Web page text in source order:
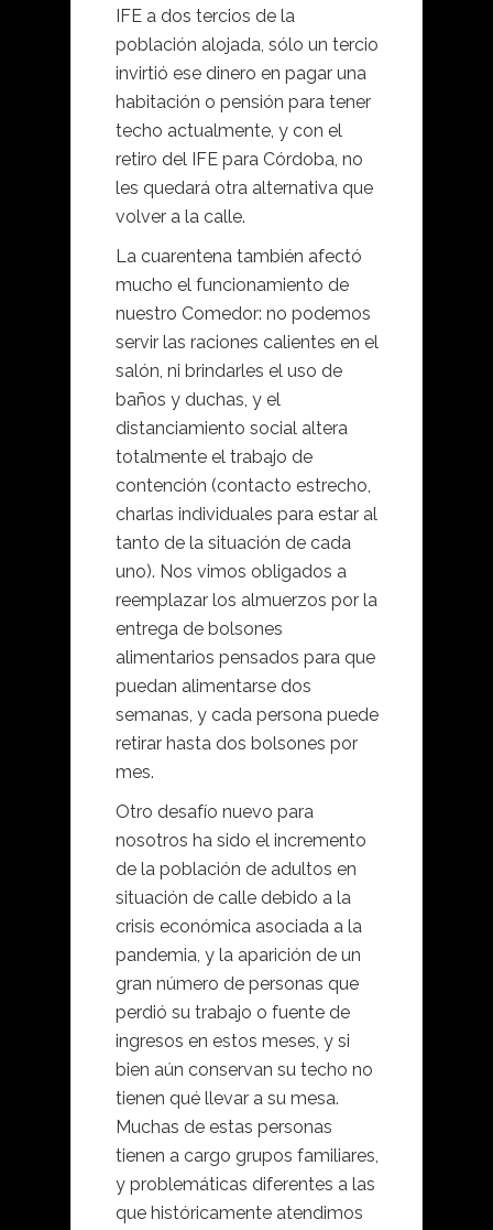
IFE a dos tercios de la
población alojada, sólo un tercio
invirtió ese dinero en pagar una
habitación o pensión para tener
techo actualmente, y con el
retiro del IFE para Córdoba, no
les quedará otra alternativa que
volver a la calle.
La cuarentena también afectó
mucho el funcionamiento de
nuestro Comedor: no podemos
servir las raciones calientes en el
salón, ni brindarles el uso de
baños y duchas, y el
distanciamiento social altera
totalmente el trabajo de
contención (contacto estrecho,
charlas individuales para estar al
tanto de la situación de cada
uno). Nos vimos obligados a
reemplazar los almuerzos por la
entrega de bolsones
alimentarios pensados para que
puedan alimentarse dos
semanas, y cada persona puede
retirar hasta dos bolsones por
mes.
Otro desafío nuevo para
nosotros ha sido el incremento
de la población de adultos en
situación de calle debido a la
crisis económica asociada a la
pandemia, y la aparición de un
gran número de personas que
perdió su trabajo o fuente de
ingresos en estos meses, y si
bien aún conservan su techo no
tienen qué llevar a su mesa.
Muchas de estas personas
tienen a cargo grupos familiares,
y problemáticas diferentes a las
que históricamente atendimos